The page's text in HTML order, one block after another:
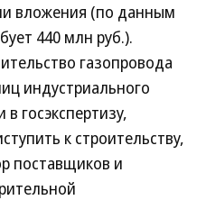
вложения (по данным
440 млн руб.).
газопровода
индустриального
госэкспертизу,
к строительству,
поставщиков и